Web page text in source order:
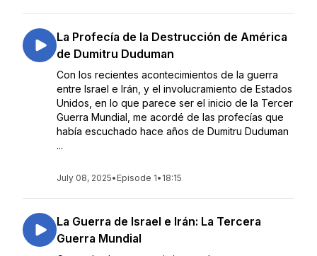
La Profecía de la Destrucción de América
de Dumitru Duduman
Con los recientes acontecimientos de la guerra
entre Israel e Irán, y el involucramiento de Estados
Unidos, en lo que parece ser el inicio de la Tercer
Guerra Mundial, me acordé de las profecías que
había escuchado hace años de Dumitru Duduman
...
July 08, 2025• Episode 1• 18:15
La Guerra de Israel e Irán: La Tercera
Guerra Mundial